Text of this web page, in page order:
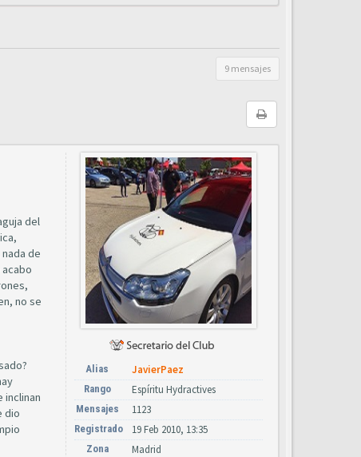
9 mensajes
del
de
no se
inclinan
dio
Alias JavierPaez
Rango Espíritu Hydractives
Mensajes 1123
Registrado 19 Feb 2010, 13:35
Zona Madrid